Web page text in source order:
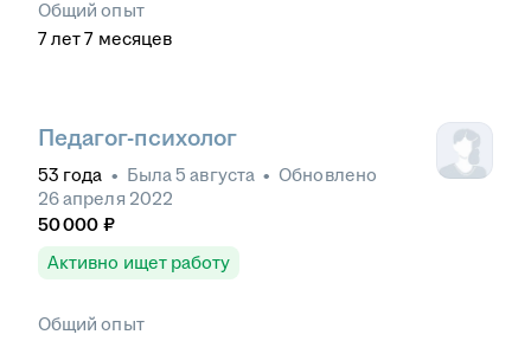
Общий опыт
7лет 7 месяцев
Педагог-психолог
53 года • Была5 августа • Обновлено
26 апреля 2022
50 000 ₽
Активно ищет работу
Общий опыт